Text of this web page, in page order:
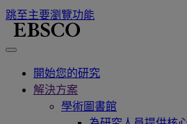
跳至主要瀏覽功能
開始您的研究
解決方案
學術圖書館